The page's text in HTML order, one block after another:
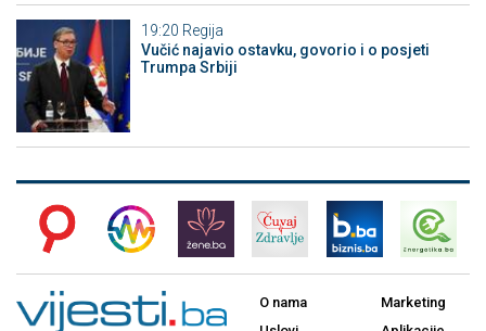
19:20 Regija
Vučić najavio ostavku, govorio i o posjeti
Trumpa Srbiji
O nama
Marketing